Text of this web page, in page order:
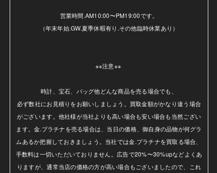
営業時間.AM10:00〜PM19:00です。
（年末年始.GW.夏季休暇有り.その他臨時休業あり）
※※注意※※
時計、宝石、バッグ他どんな商品を売る場合でも、
必ず数社にお見積りをお願いしましょう。買取金額がかなり違う場合
がございます。他社様が当社よりも高い場合も安い場合も当然ござい
ます。金.プラチナを売る場合は、当日の価格、御自身の品物が何グラ
ムあるか把握しておきましょう。当社では金.プラチナを買取る場合、
手数料は一切いただいておりません。広告で20%〜30%upなどよくあ
りますが、通常当店の価格の方が高い場合もございましたので、これ